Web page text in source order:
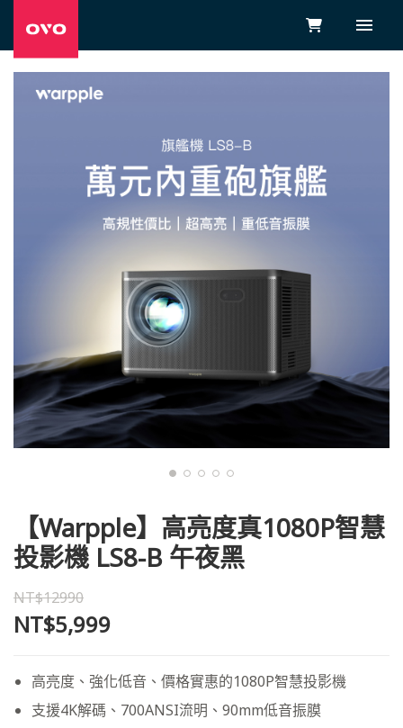
【Warpple】高亮度真1080P智慧
投影機 LS8-B 午夜黑
NT$12990
NT$5,999
高亮度、強化低音、價格實惠的1080P智慧投影機
支援4K解碼、700ANSI流明、90mm低音振膜